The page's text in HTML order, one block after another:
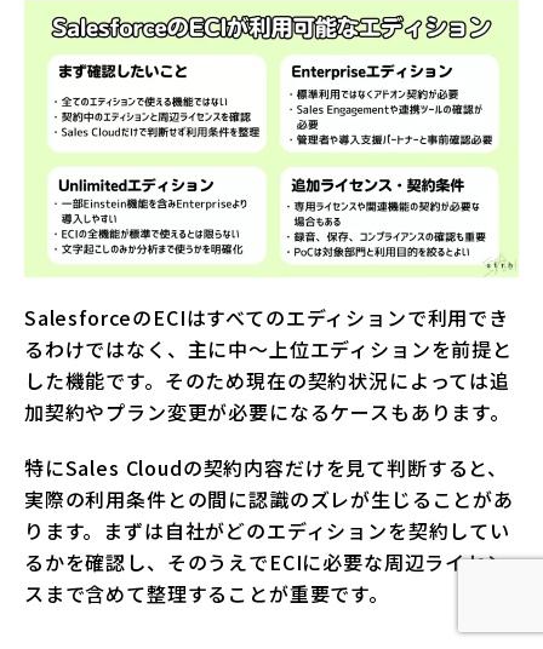
SalesforceのECIはすべてのエディションで利用でき
るわけではなく、主に中〜上位エディションを前提と
した機能です。そのため現在の契約状況によっては追
加契約やプラン変更が必要になるケースもあります。
特にSales Cloudの契約内容だけを見て判断すると、
実際の利用条件との間に認識のズレが生じることがあ
ります。まずは自社がどのエディションを契約してい
るかを確認し、そのうえでECIに必要な周辺ライセン
スまで含めて整理することが重要です。